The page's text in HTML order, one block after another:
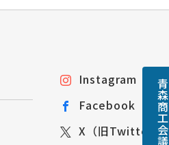
Instagram
Facebook
X（旧Twitter）